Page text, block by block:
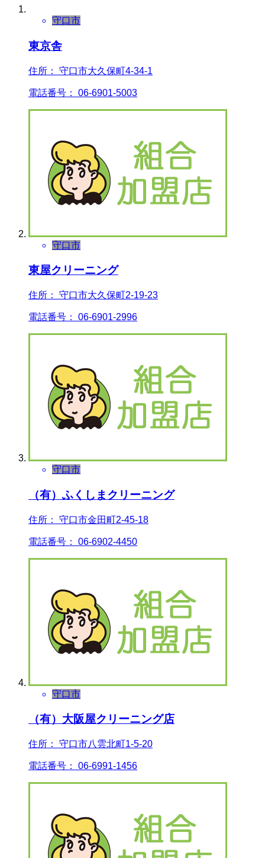
守口市
東京舎
住所： 守口市大久保町4-34-1
電話番号： 06-6901-5003
守口市
東屋クリーニング
住所： 守口市大久保町2-19-23
電話番号： 06-6901-2996
守口市
（有）ふくしまクリーニング
住所： 守口市金田町2-45-18
電話番号： 06-6902-4450
守口市
（有）大阪屋クリーニング店
住所： 守口市八雲北町1-5-20
電話番号： 06-6991-1456